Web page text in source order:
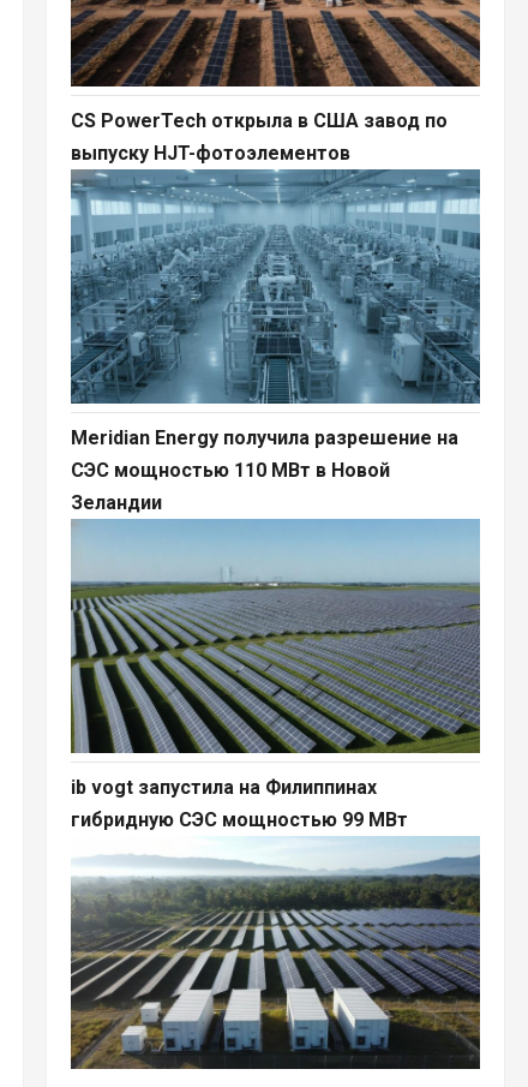
CS PowerTech открыла в США завод по
выпуску HJT-фотоэлементов
Meridian Energy получила разрешение на
СЭС мощностью 110 МВт в Новой
Зеландии
ib vogt запустила на Филиппинах
гибридную СЭС мощностью 99 МВт